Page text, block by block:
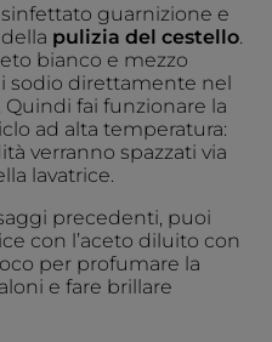
guarnizione e
pulizia del cestello.
bianco e mezzo
sodio direttamente nel
fai funzionare la
ad alta temperatura:
verranno spazzati via
lavatrice.
precedenti, puoi
con l’aceto diluito con
per profumare la
e fare brillare